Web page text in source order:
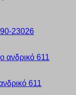
23026
611